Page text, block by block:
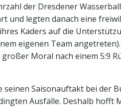
der Dresdener
und legten danach eine
Kaders auf die
eigenen Team
Moral nach einem 5:9
Saisonauftakt bei der
Ausfälle. Deshalb hofft